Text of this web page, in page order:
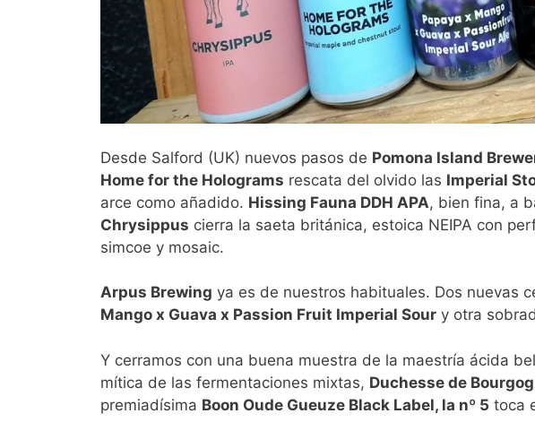
Desde Salford (UK) nuevos pasos de Pomona Island
Home for the Holograms rescata del olvido las Imperial
arce como añadido. Hissing Fauna DDH APA, bien fina, a
Chrysippus cierra la saeta británica, estoica NEIPA con
simcoe y mosaic.
Arpus Brewing ya es de nuestros habituales. Dos nuevas
Mango x Guava x Passion Fruit Imperial Sour y otra
Y cerramos con una buena muestra de la maestría ácida
mítica de las fermentaciones mixtas, Duchesse de
premiadísima Boon Oude Gueuze Black Label, la nº 5 toca